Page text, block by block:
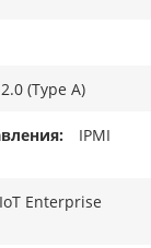
(Type A)
IPMI
Enterprise